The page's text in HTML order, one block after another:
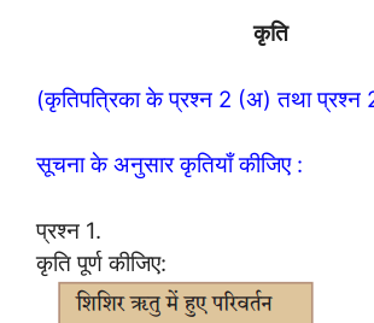
कृति
(कृतिपत्रिका के प्रश्न 2 (अ) तथा
सूचना के अनुसार कृतियाँ कीजिए :
प्रश्न 1.
कृति पूर्ण कीजिए: